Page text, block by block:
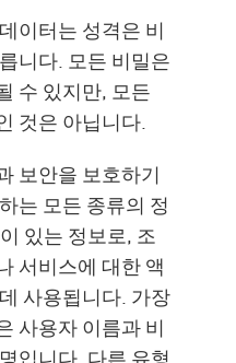
이터는 성격은 비
니다. 모든 비밀은
수 있지만, 모든
것은 아닙니다.
보안을 보호하기
는 모든 종류의 정
있는 정보로, 조
서비스에 대한 액
사용됩니다. 가장
사용자 이름과 비
입니다. 다른 유형